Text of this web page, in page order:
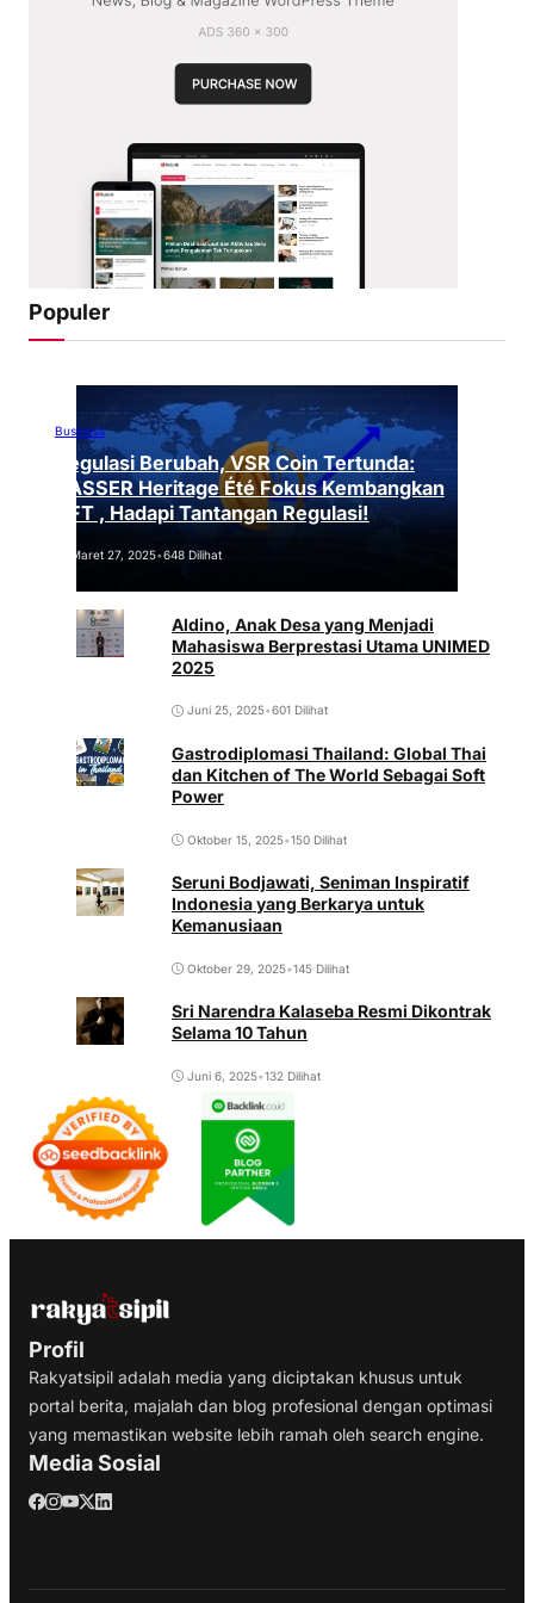
Populer
Business
Regulasi Berubah, VSR Coin Tertunda:
VASSER Heritage Été Fokus Kembangkan
NFT , Hadapi Tantangan Regulasi!
Maret 27, 2025•648 Dilihat
Aldino, Anak Desa yang Menjadi
Mahasiswa Berprestasi Utama UNIMED
2025
Juni 25, 2025•601 Dilihat
Gastrodiplomasi Thailand: Global Thai
dan Kitchen of The World Sebagai Soft
Power
Oktober 15, 2025•150 Dilihat
Seruni Bodjawati, Seniman Inspiratif
Indonesia yang Berkarya untuk
Kemanusiaan
Oktober 29, 2025•145 Dilihat
Sri Narendra Kalaseba Resmi Dikontrak
Selama 10 Tahun
Juni 6, 2025•132 Dilihat
Profil
Rakyatsipil adalah media yang diciptakan khusus untuk
portal berita, majalah dan blog profesional dengan optimasi
yang memastikan website lebih ramah oleh search engine.
Media Sosial